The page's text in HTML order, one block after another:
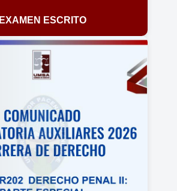
EXAMEN ESCRITO